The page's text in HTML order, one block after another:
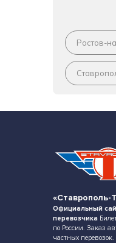
Ростов-
«Ставрополь-
Официальный
перевозчика
по России. Заказ
частных перевозок.